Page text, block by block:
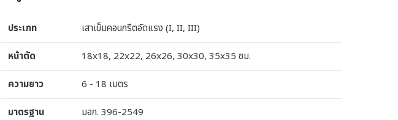
ประเภท
เสาเข็มคอนกรีตอัดแรง (I, II, III)
หน้าตัด
18x18, 22x22, 26x26, 30x30, 35x35 ซม.
ความยาว
6 - 18 เมตร
มาตรฐาน
มอก. 396-2549